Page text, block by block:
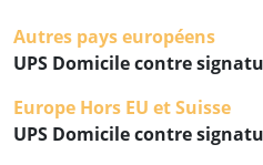
Autres pays européens
UPS Domicile contre
Europe Hors EU et Suisse
UPS Domicile contre